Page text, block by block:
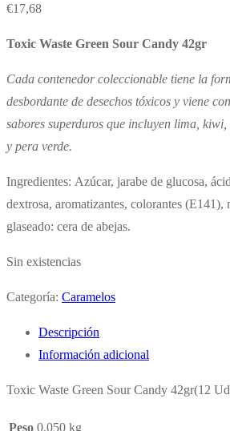
€17,68
Toxic Waste Green Sour Candy 42gr
Cada contenedor coleccionable tiene la
desbordante de desechos tóxicos y viene
sabores superduros que incluyen lima,
y pera verde.
Ingredientes: Azúcar, jarabe de glucosa,
dextrosa, aromatizantes, colorantes (E141),
glaseado: cera de abejas.
Sin existencias
Categoría: Caramelos
Descripción
Información adicional
Toxic Waste Green Sour Candy 42gr(12
Peso 0,050 kg